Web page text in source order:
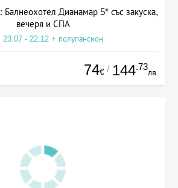
Балнеохотел Дианамар 5* със закуска,
вечеря и СПА
23.07 - 22.12 + полупансион
74€ / 144.73
лв.